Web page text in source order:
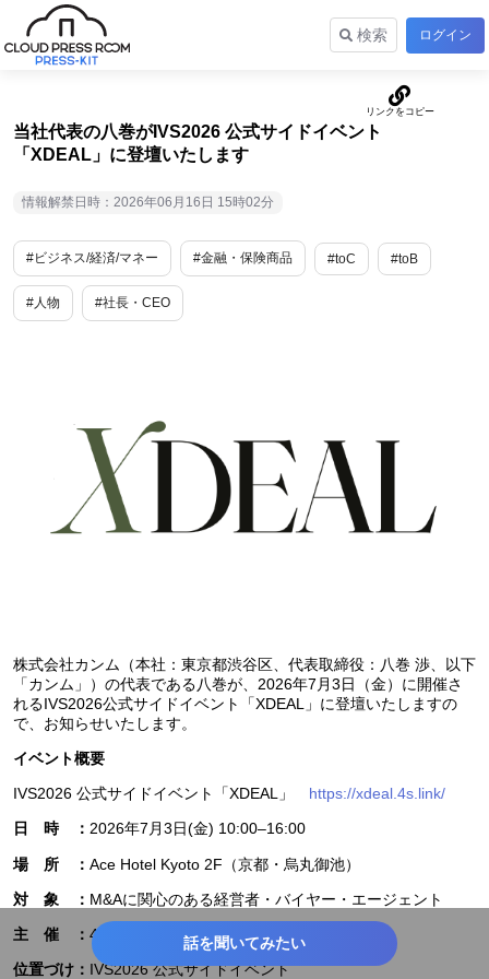
検索 ログイン
当社代表の八巻がIVS2026 公式サイドイベント
「XDEAL」に登壇いたします
情報解禁日時：2026年06月16日 15時02分
#ビジネス/経済/マネー #金融・保険商品 #toC #toB
#人物 #社長・CEO
株式会社カンム（本社：東京都渋谷区、代表取締役：八巻 渉、以下
「カンム」）の代表である八巻が、2026年7月3日（金）に開催さ
れるIVS2026公式サイドイベント「XDEAL」に登壇いたしますの
で、お知らせいたします。
イベント概要
IVS2026 公式サイドイベント「XDEAL」 https://xdeal.4s.link/
日 時 ： 2026年7月3日(金) 10:00–16:00
場 所 ： Ace Hotel Kyoto 2F（京都・烏丸御池）
対 象 ： M&Aに関心のある経営者・バイヤー・エージェント
主 催 ： 4S,Inc.
位置づけ： IVS2026 公式サイドイベント
話を聞いてみたい